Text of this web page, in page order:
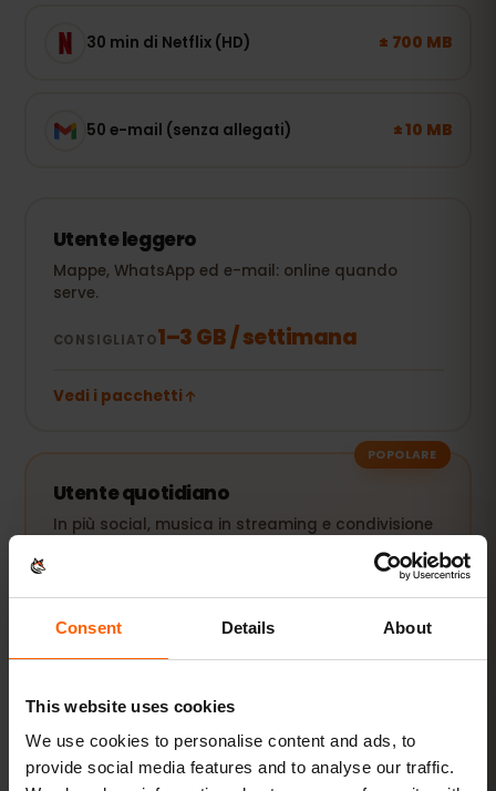
Consent Details About
This website uses cookies
We use cookies to personalise content and ads, to
provide social media features and to analyse our traffic.
30 min di Netflix (HD) ± 700 MB
50 e-mail (senza allegati) ± 10 MB
Utente leggero
Mappe, WhatsApp ed e-mail: online quando
serve.
CONSIGLIATO1–3 GB / settimana
Vedi i pacchetti
POPOLARE
Utente quotidiano
In più social, musica in streaming e condivisione
CONSIGLIATO5–10 GB / mese
Streaming e hotspot
Video, videochiamate e connessione per laptop o